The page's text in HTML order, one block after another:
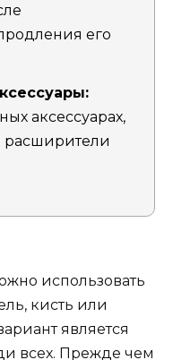
его
аксессуарах,
расширители
использовать
кисть или
является
всех. Прежде чем